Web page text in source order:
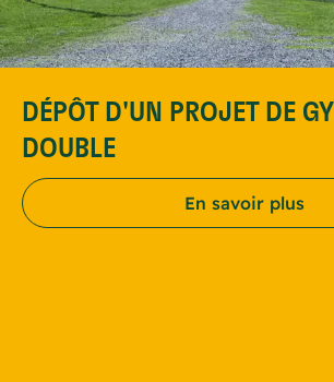
DÉPÔT D'UN PROJET DE
DOUBLE
En savoir plus